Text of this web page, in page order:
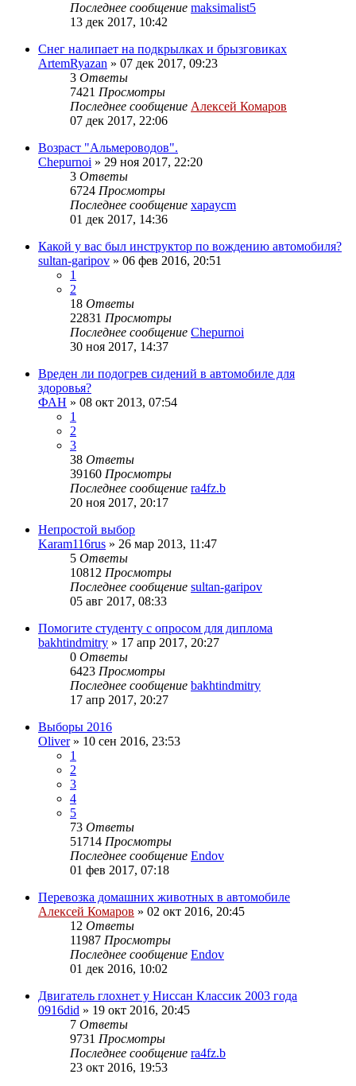
Последнее сообщение maksimalist5
13 дек 2017, 10:42
Снег налипает на подкрылках и брызговиках
ArtemRyazan » 07 дек 2017, 09:23
3 Ответы
7421 Просмотры
Последнее сообщение Алексей Комаров
07 дек 2017, 22:06
Возраст "Альмероводов".
Chepurnoi » 29 ноя 2017, 22:20
3 Ответы
6724 Просмотры
Последнее сообщение xapaycm
01 дек 2017, 14:36
Какой у вас был инструктор по вождению автомобиля?
sultan-garipov » 06 фев 2016, 20:51
1
2
18 Ответы
22831 Просмотры
Последнее сообщение Chepurnoi
30 ноя 2017, 14:37
Вреден ли подогрев сидений в автомобиле для
здоровья?
ФАН » 08 окт 2013, 07:54
1
2
3
38 Ответы
39160 Просмотры
Последнее сообщение ra4fz.b
20 ноя 2017, 20:17
Непростой выбор
Karam116rus » 26 мар 2013, 11:47
5 Ответы
10812 Просмотры
Последнее сообщение sultan-garipov
05 авг 2017, 08:33
Помогите студенту с опросом для диплома
bakhtindmitry » 17 апр 2017, 20:27
0 Ответы
6423 Просмотры
Последнее сообщение bakhtindmitry
17 апр 2017, 20:27
Выборы 2016
Oliver» 10 сен 2016, 23:53
1
2
3
4
5
73 Ответы
51714 Просмотры
Последнее сообщение Endov
01 фев 2017, 07:18
Перевозка домашних животных в автомобиле
Алексей Комаров » 02 окт 2016, 20:45
12 Ответы
11987 Просмотры
Последнее сообщение Endov
01 дек 2016, 10:02
Двигатель глохнет у Ниссан Классик 2003 года
0916did » 19 окт 2016, 20:45
7 Ответы
9731 Просмотры
Последнее сообщение ra4fz.b
23 окт 2016, 19:53